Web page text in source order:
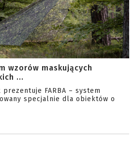
wzorów maskujących
...
FARBA – system
specjalnie dla obiektów o